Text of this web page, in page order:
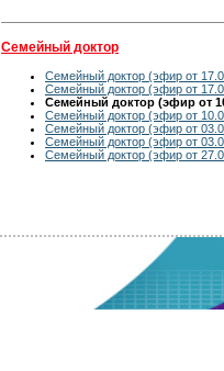
Семейный доктор
Семейный доктор (эфир от
Семейный доктор (эфир от
Семейный доктор (эфир от
Семейный доктор (эфир от
Семейный доктор (эфир от
Семейный доктор (эфир от
Семейный доктор (эфир от